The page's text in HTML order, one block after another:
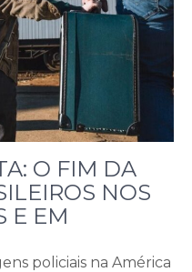
O FIM DA
NOS
E EM
policiais na América